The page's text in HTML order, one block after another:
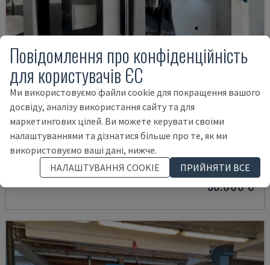
ECOMILL 800 V
DMG - ВЕРТИКАЛЬНИЙ ОБРОБНИЙ ЦЕНТР
НІМЕЧЧИНА 2016 11.898 HRS
38.000 €
Повідомлення про конфіденційність
для користувачів ЄС
Ми використовуємо файли cookie для покращення вашого
досвіду, аналізу використання сайту та для
маркетингових цілей. Ви можете керувати своїми
налаштуваннями та дізнатися більше про те, як ми
використовуємо ваші дані, нижче.
НАЛАШТУВАННЯ COOKIE
ПРИЙНЯТИ ВСЕ